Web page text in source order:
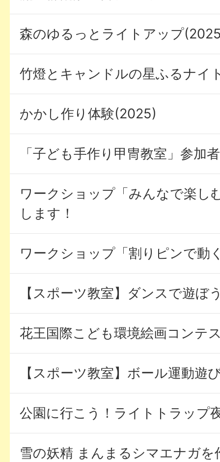
森のゆるっとライトアップ
竹燈とキャンドルの星ふるナイ
かかし作り体験(2025)
「子ども手作り甲冑教室」参加
ワークショップ「みんなで楽し
します！
ワークショップ「割りピンで動
【スポーツ教室】ダンスで遊ぼ
花王国際こども環境絵画コンテ
【スポーツ教室】ボール運動遊
公園に行こう！ライトトラップ
雪の妖精 まんまるシマエナガを